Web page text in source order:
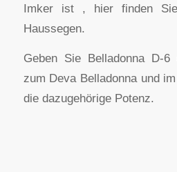
Imker ist , hier finden
Haussegen.
Geben Sie Belladonna D-
zum Deva Belladonna und
die dazugehörige Potenz.